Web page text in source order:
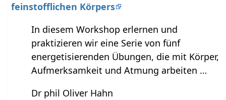
feinstofflichen Körpers
In diesem Workshop erlernen und
praktizieren wir eine Serie von fünf
energetisierenden Übungen, die mit Körper,
Aufmerksamkeit und Atmung arbeiten …
Dr phil Oliver Hahn